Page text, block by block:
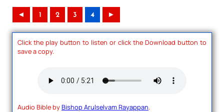
◄ 1 2 3 4 ►
Click the play button to listen or click the Download button to
save a copy.
Audio Bible byBishop Arulselvam Rayappan.